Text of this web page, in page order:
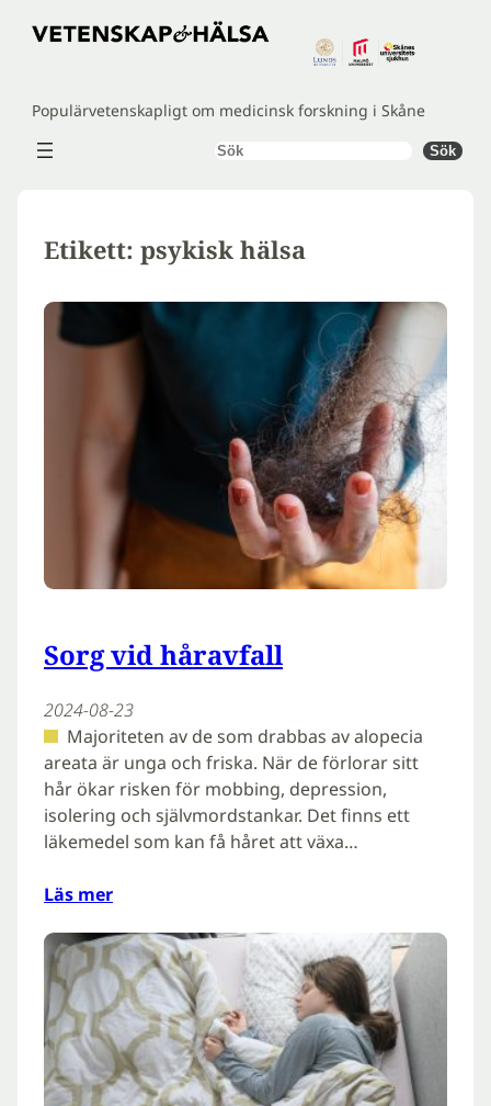
Hoppa
Populärvetenskapligt om medicinsk forskning i Skåne
Sök Sök
Etikett: psykisk hälsa
Sorg vid håravfall
2024-08-23
Majoriteten av de som drabbas av alopecia
areata är unga och friska. När de förlorar sitt
hår ökar risken för mobbing, depression,
isolering och självmordstankar. Det finns ett
läkemedel som kan få håret att växa…
Läs mer